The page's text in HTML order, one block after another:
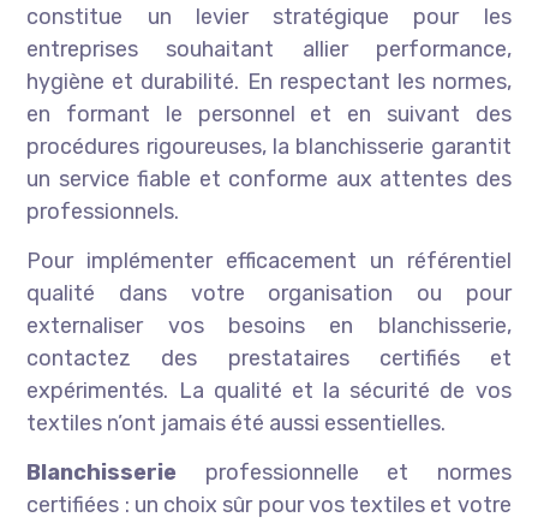
constitue un levier stratégique pour les
entreprises souhaitant allier performance,
hygiène et durabilité. En respectant les normes,
en formant le personnel et en suivant des
procédures rigoureuses, la blanchisserie garantit
un service fiable et conforme aux attentes des
professionnels.
Pour implémenter efficacement un référentiel
qualité dans votre organisation ou pour
externaliser vos besoins en blanchisserie,
contactez des prestataires certifiés et
expérimentés. La qualité et la sécurité de vos
textiles n’ont jamais été aussi essentielles.
Blanchisserie professionnelle et normes
certifiées : un choix sûr pour vos textiles et votre